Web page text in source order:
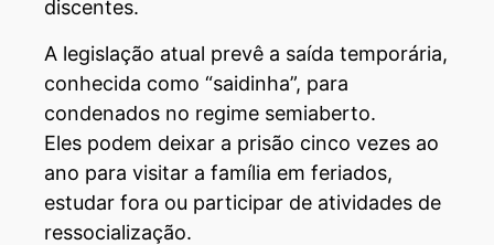
discentes.
A legislação atual prevê a saída temporária,
conhecida como “saidinha”, para
condenados no regime semiaberto.
Eles podem deixar a prisão cinco vezes ao
ano para visitar a família em feriados,
estudar fora ou participar de atividades de
ressocialização.